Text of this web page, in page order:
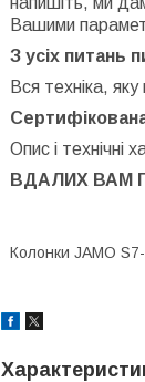
Вашими
З усіх питань
Вся техніка,
Опис і технічні
ВДАЛИХ ВАМ
Колонки JAMO